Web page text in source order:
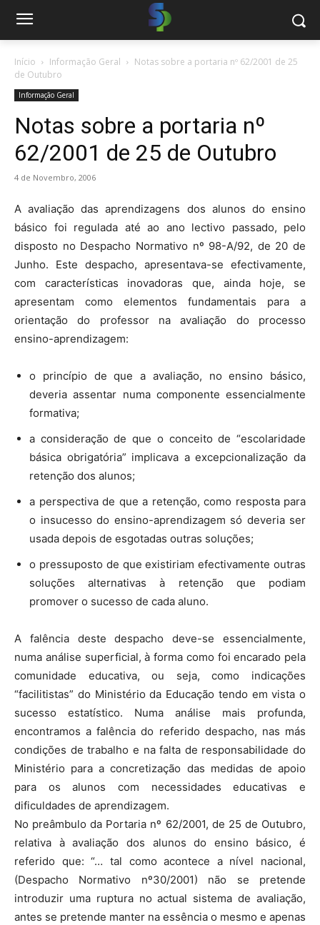
Início Informação Geral
Notas sobre a portaria nº 62/2001 de 25
de Outubro
Informação Geral
Notas sobre a portaria nº
62/2001 de 25 de Outubro
4 de Novembro, 2006
A avaliação das aprendizagens dos alunos do ensino
básico foi regulada até ao ano lectivo passado, pelo
disposto no Despacho Normativo nº 98-A/92, de 20 de
Junho. Este despacho, apresentava-se efectivamente,
com características inovadoras que, ainda hoje, se
apresentam como elementos fundamentais para a
orientação do professor na avaliação do processo
ensino-aprendizagem:
o princípio de que a avaliação, no ensino básico,
deveria assentar numa componente essencialmente
formativa;
a consideração de que o conceito de “escolaridade
básica obrigatória” implicava a excepcionalização da
retenção dos alunos;
a perspectiva de que a retenção, como resposta para
o insucesso do ensino-aprendizagem só deveria ser
usada depois de esgotadas outras soluções;
o pressuposto de que existiriam efectivamente outras
soluções alternativas à retenção que podiam
promover o sucesso de cada aluno.
A falência deste despacho deve-se essencialmente,
numa análise superficial, à forma como foi encarado pela
comunidade educativa, ou seja, como indicações
“facilitistas” do Ministério da Educação tendo em vista o
sucesso estatístico. Numa análise mais profunda,
encontramos a falência do referido despacho, nas más
condições de trabalho e na falta de responsabilidade do
Ministério para a concretização das medidas de apoio
para os alunos com necessidades educativas e
dificuldades de aprendizagem.
No preâmbulo da Portaria nº 62/2001, de 25 de Outubro,
relativa à avaliação dos alunos do ensino básico, é
referido que: “… tal como acontece a nível nacional,
(Despacho Normativo nº30/2001) não se pretende
introduzir uma ruptura no actual sistema de avaliação,
antes se pretende manter na essência o mesmo e apenas